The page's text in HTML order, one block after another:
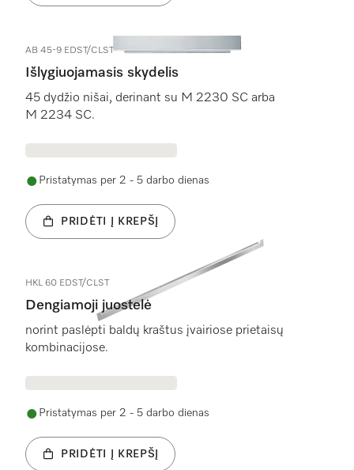
AB 45-9 EDST/CLST
Išlygiuojamasis skydelis
45 dydžio nišai, derinant su M 2230 SC arba
M 2234 SC.
Pristatymas per 2 - 5 darbo dienas
PRIDĖTI Į KREPŠĮ
HKL 60 EDST/CLST
Dengiamoji juostelė
norint paslėpti baldų kraštus įvairiose prietaisų
kombinacijose.
Pristatymas per 2 - 5 darbo dienas
PRIDĖTI Į KREPŠĮ